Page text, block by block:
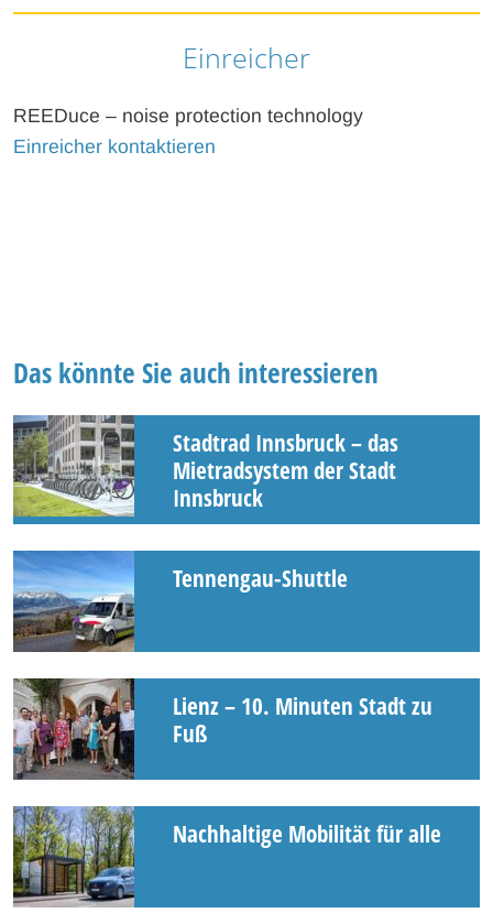
Einreicher
REEDuce – noise protection technology
Einreicher kontaktieren
Das könnte Sie auch interessieren
Stadtrad Innsbruck – das
Mietradsystem der Stadt
Innsbruck
Tennengau-Shuttle
Lienz – 10. Minuten Stadt zu
Fuß
Nachhaltige Mobilität für alle